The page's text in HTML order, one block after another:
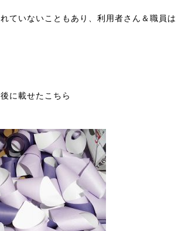
ていないこともあり、利用者さん＆職員は
に載せたこちら